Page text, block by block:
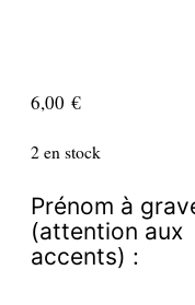
6,00 €
2 en stock
Prénom à
(attention aux
accents) :